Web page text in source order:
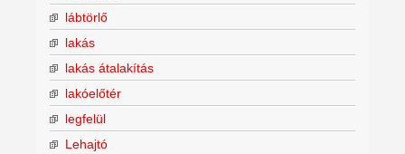
lábtörlő
lakás
lakás átalakítás
lakóelőtér
legfelül
Lehajtó